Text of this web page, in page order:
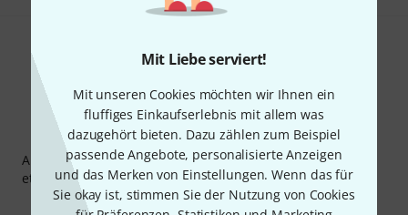
Mit Liebe serviert!
Mit unseren Cookies möchten wir Ihnen ein
fluffiges Einkaufserlebnis mit allem was
dazugehört bieten. Dazu zählen zum Beispiel
passende Angebote, personalisierte Anzeigen
und das Merken von Einstellungen. Wenn das für
Sie okay ist, stimmen Sie der Nutzung von Cookies
Thomann Newsletter
Abonniere den Thomann Newsletter und gewinne mit
etwas Glück einen von50 Gutscheinenüber jeweils50€
Inspirierende Beiträge
Deals Thomann Insights